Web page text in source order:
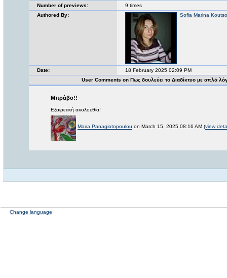
Number of previews:
9 times
Authored By:
Sofia Marina
Date:
18 February 2025 02:09 PM
User Comments on Πως δουλεύει το Διαδίκτυο με απλά
Μπράβο!!
Εξαιρετική ακολουθία!
Maria Panagiotopoulou on March 15, 2025 08:16 AM (view
Change language